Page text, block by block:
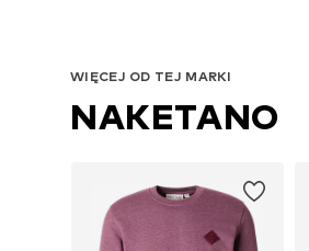
WIĘCEJ OD TEJ MARKI
NAKETANO